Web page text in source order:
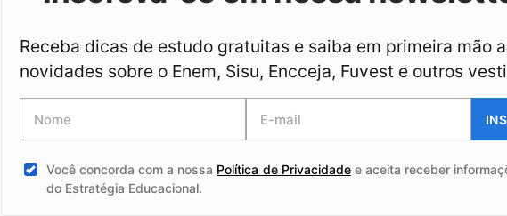
Receba dicas de estudo gratuitas e saiba em primeira mão
novidades sobre o Enem, Sisu, Encceja, Fuvest e outros
Você concorda com a nossa Política de Privacidadee aceita receber
do Estratégia Educacional.